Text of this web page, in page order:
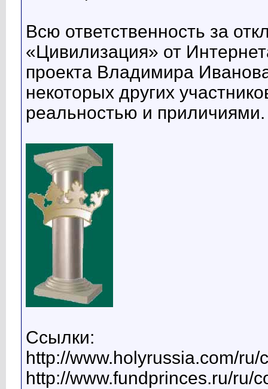
Всю ответственность за
«Цивилизация» от
проекта Владимира
некоторых других
реальностью и приличиями.
Ссылки:
http://www.holyrussia.com/ru/
http://www.fundprinces.ru/ru/